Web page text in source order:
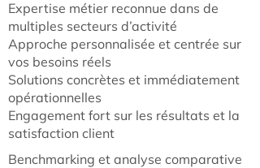
Expertise métier reconnue dans de
multiples secteurs d’activité
Approche personnalisée et centrée sur
vos besoins réels
Solutions concrètes et immédiatement
opérationnelles
Engagement fort sur les résultats et la
satisfaction client
Benchmarking et analyse comparative